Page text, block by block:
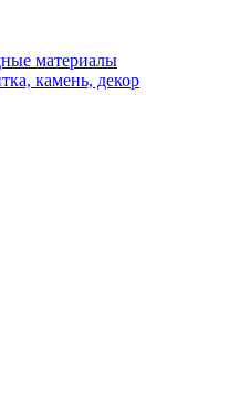
материалы
камень, декор